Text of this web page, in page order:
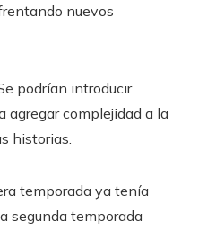
nuevos
podrían introducir
agregar complejidad a la
historias.
temporada ya tenía
segunda temporada